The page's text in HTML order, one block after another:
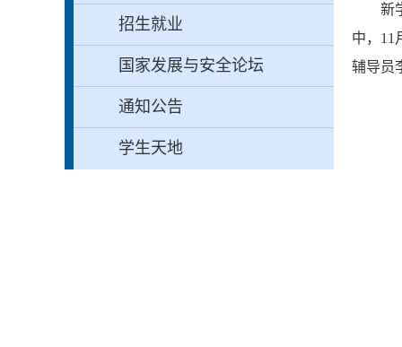
招生就业
国家发展与安全论坛
通知公告
学生天地
新
中， 11
辅导员